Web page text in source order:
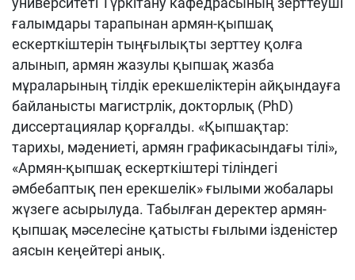
ғалымдары тарапынан армян-қыпшақ
ескерткіштерін тыңғылықты зерттеу қолға
алынып, армян жазулы қыпшақ жазба
мұраларының тілдік ерекшеліктерін айқындауға
байланысты магистрлік, докторлық (PhD)
диссертациялар қорғалды. «Қыпшақтар:
тарихы, мәдениеті, армян графикасындағы тілі»,
«Армян-қыпшақ ескерткіштері тіліндегі
әмбебаптық пен ерекшелік» ғылыми жобалары
жүзеге асырылуда. Табылған деректер армян-
қыпшақ мәселесіне қатысты ғылыми ізденістер
аясын кеңейтері анық.